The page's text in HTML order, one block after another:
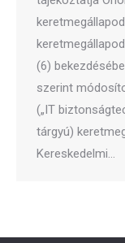
(6)
szerint
(„IT
tárgyú)
Kereskedelmi…